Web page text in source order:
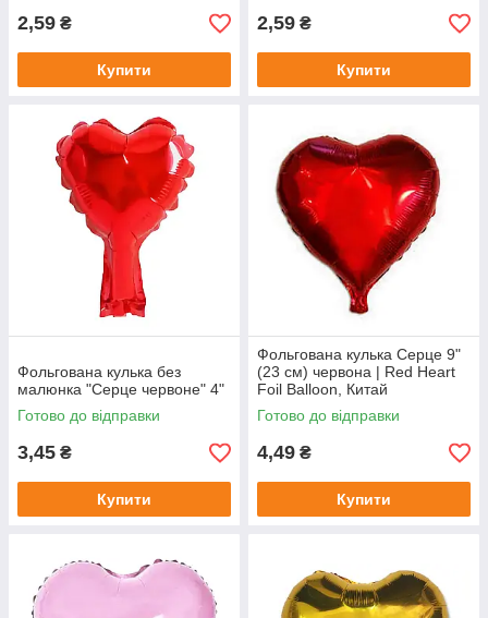
2,59 ₴
Купити
2,59 ₴
Купити
Фольгована кулька без
малюнка "Серце червоне" 4"
Готово до відправки
3,45 ₴
Купити
Фольгована кулька Серце 9"
(23 см) червона | Red Heart
Foil Balloon, Китай
Готово до відправки
4,49 ₴
Купити